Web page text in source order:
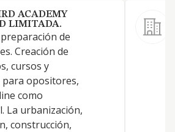
ACADEMY
LIMITADA.
de
Creación de
cursos y
opositores,
como
La urbanización,
construcción,